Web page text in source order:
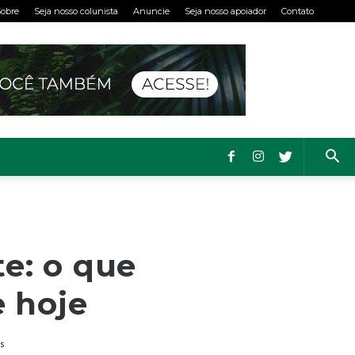
Seja nosso colunista Anuncie Seja nosso apoiador Contato
o que
hoje